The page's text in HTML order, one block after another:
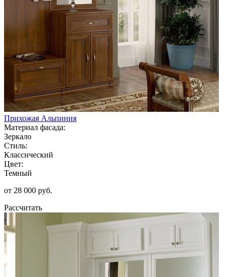
Прихожая Альпиния
Материал фасада:
Зеркало
Стиль:
Классический
Цвет:
Темный
от 28 000 руб.
Рассчитать